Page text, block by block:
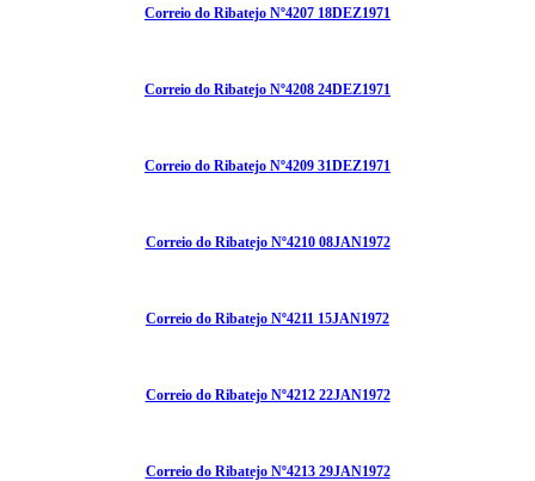
Correio do Ribatejo Nº4207 18DEZ1971
Correio do Ribatejo Nº4208 24DEZ1971
Correio do Ribatejo Nº4209 31DEZ1971
Correio do Ribatejo Nº4210 08JAN1972
Correio do Ribatejo Nº4211 15JAN1972
Correio do Ribatejo Nº4212 22JAN1972
Correio do Ribatejo Nº4213 29JAN1972